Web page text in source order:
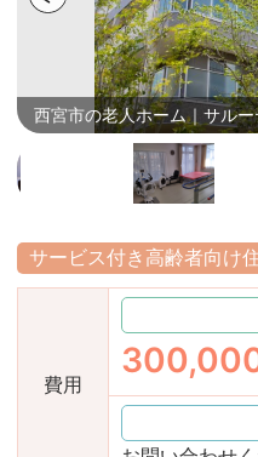
相談者様の声
おすすめ施設特集
西宮市の老人ホーム｜サル
サービス付き高齢者向け
費用